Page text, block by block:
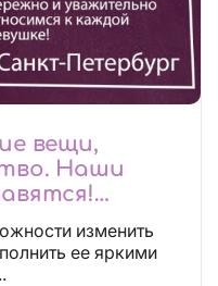
вещи,
Наши
изменить
ее яркими